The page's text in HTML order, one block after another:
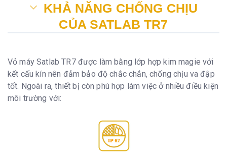
KHẢ NĂNG CHỐNG CHỊU
CỦA SATLAB TR7
Vỏ máy Satlab TR7 được làm bằng lớp hợp kim magie với
kết cấu kín nên đảm bảo độ chắc chắn, chống chịu va đập
tốt. Ngoài ra, thiết bị còn phù hợp làm việc ở nhiều điều kiện
môi trường với: